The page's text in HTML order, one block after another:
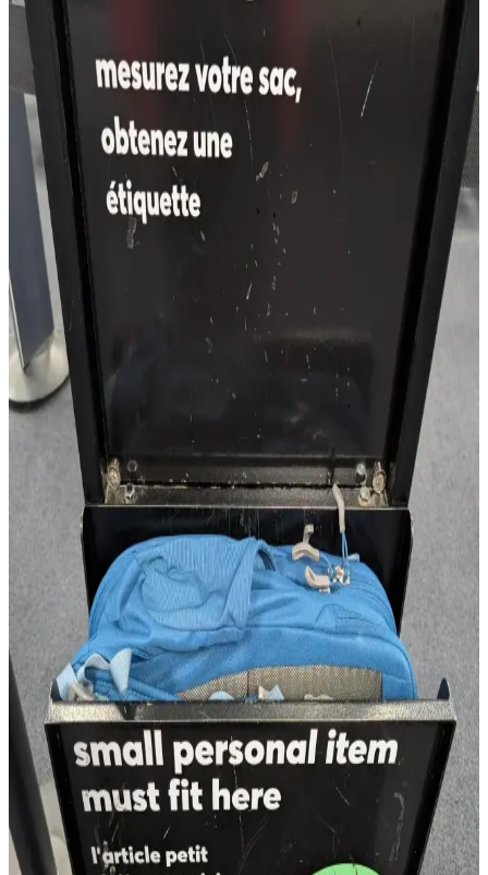
Patagonia Micro MLC 22L Sırt Çantası: Avrupa
Seyahatlerinde Ryanair Kabin Bagajına Uygun
Kompakt Çözüm
Patagonia Micro MLC 22L sırt çantası, Ryanair kabin bagajı
standartlarına yakın boyutları ve organize bölmeleriyle Avrupa içi
seyahatlerde kompakt ve işlevsel bir taşıma seçeneği sunuyor.
Tek Çanta Seyahat: Aileler İçin Hafif, Pratik ve
Esnek Seyahat Yöntemi
Tek çanta seyahat yöntemi, ailelerin bagaj yükünü azaltarak
havaalanında hızlı hareket etmelerini sağlar. Minimalist paketleme ve
doğru ekipman seçimiyle seyahat daha pratik ve esnek hale gelir.
Packing Cubes Nedir ve Seyahatlerde Eşyaların
Düzenlenmesinde Nasıl Kullanılır
Packing cubes, seyahatlerde eşyaların düzenlenmesini sağlayan
küçük fermuarlı çantalardır. Kıyafetlerin karışmasını önler, yer
tasarrufu sağlar ve seyahat deneyimini kolaylaştırır.
Uçak Kabininde Bagaj Altında Oluşan Islaklık ve
Hijyen Sorunları ve Koruyucu Önlemler
Uçak kabininde koltuk altı bagaj alanında oluşan ıslaklık ve hijyen
problemleri, yolcuların karşılaştığı yaygın sorunlardır. Bu yazıda,
nedenleri, yolcu deneyimleri ve alınabilecek pratik hijyen önlemleri
ele alınmaktadır.
United 737-900 Uçuşlarında Able Carry Max EDC
Çantasının Dar Alanlarda Kullanımı ve Özellikleri
United 737-900 uçaklarında 21C koltuğun altına sığabilen Able
Carry Max EDC çantası, 26 litre kapasitesi ve dayanıklı
malzemesiyle dar alanlarda pratik taşıma çözümleri sunar. Çanta,
laptop taşıma kapasitesi ve esnek kullanım özellikleriyle öne çıkar.
Rework 30L Seyahat Çantası: Teknik Özellikler,
Tasarım ve Kullanıcı Değerlendirmeleri